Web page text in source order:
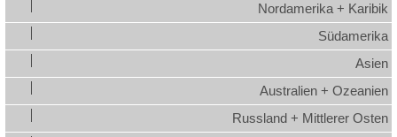
Nordamerika + Karibik
Südamerika
Asien
Australien + Ozeanien
Russland + Mittlerer Osten